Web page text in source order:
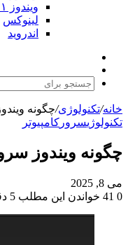
ویندوز ۱۱
لینوکس
اندروید
پوسته
خانه/تکنولوژی/چگونه
تکنولوژیسرور کامپیوتر
چگونه ویندوز
می 8, 2025
0
خواندن این مطلب 5 دقیقه زمان میبرد